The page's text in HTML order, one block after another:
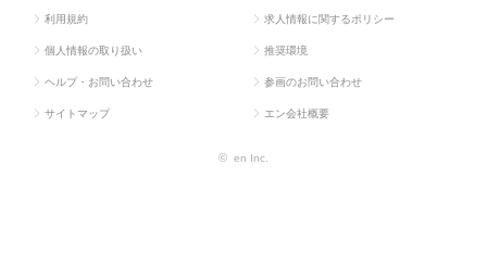
利用規約 求人情報に関するポリシー
個人情報の取り扱い 推奨環境
ヘルプ・お問い合わせ 参画のお問い合わせ
サイトマップ エン会社概要
© en Inc.